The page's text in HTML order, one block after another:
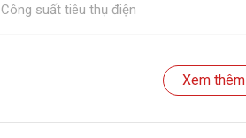
Công suất tiêu thụ điện
Xem thêm